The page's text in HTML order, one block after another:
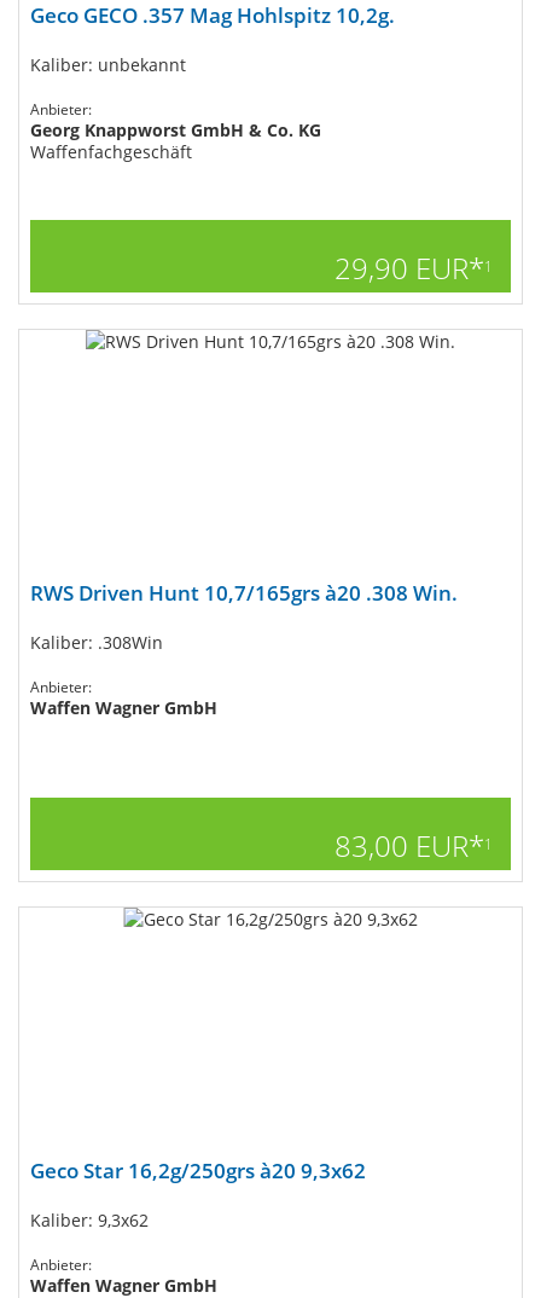
Geco GECO .357 Mag Hohlspitz 10,2g.
Kaliber: unbekannt
Anbieter:
Georg Knappworst GmbH & Co. KG
Waffenfachgeschäft
29,90 EUR*1
RWS Driven Hunt 10,7/165grs à20 .308 Win.
Kaliber: .308Win
Anbieter:
Waffen Wagner GmbH
83,00 EUR*1
Geco Star 16,2g/250grs à20 9,3x62
Kaliber: 9,3x62
Anbieter:
Waffen Wagner GmbH